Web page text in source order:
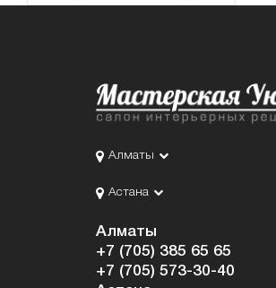
Алматы
Астана
Алматы
+7 (705) 385 65 65
+7 (705) 573-30-40